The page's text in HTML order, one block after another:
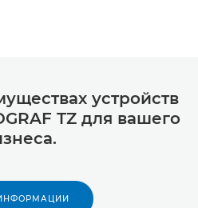
устройств
TZ для вашего